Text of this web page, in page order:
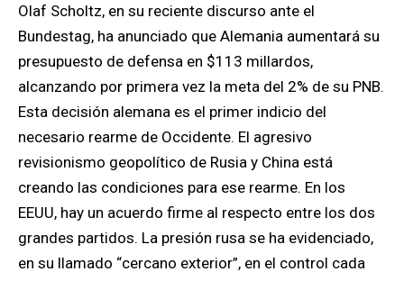
Olaf Scholtz, en su reciente discurso ante el
Bundestag, ha anunciado que Alemania aumentará su
presupuesto de defensa en $113 millardos,
alcanzando por primera vez la meta del 2% de su PNB.
Esta decisión alemana es el primer indicio del
necesario rearme de Occidente. El agresivo
revisionismo geopolítico de Rusia y China está
creando las condiciones para ese rearme. En los
EEUU, hay un acuerdo firme al respecto entre los dos
grandes partidos. La presión rusa se ha evidenciado,
en su llamado “cercano exterior”, en el control cada